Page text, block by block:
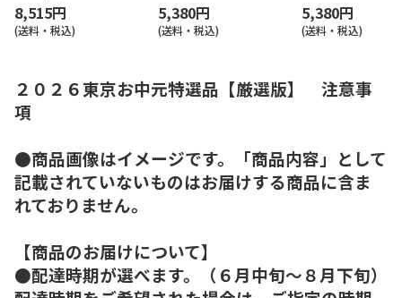
8,515円
(送料・税込)
5,380円
(送料・税込)
5,380円
(送料・税込)
２０２６東京お中元特選品【厳選版】 注意事
項
●商品画像はイメージです。「商品内容」として
記載されていないものはお届けする商品に含ま
れておりません。
【商品のお届けについて】
●配達時期が選べます。（６月中旬～８月下旬）